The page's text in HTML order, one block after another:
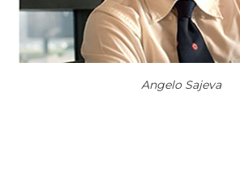
Angelo Sajeva